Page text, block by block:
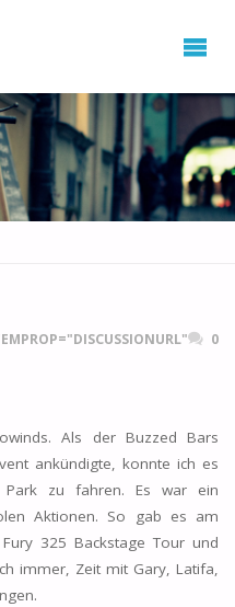
0
Als der Buzzed Bars
ankündigte, konnte ich es
zu fahren. Es war ein
Aktionen. So gab es am
325 Backstage Tour und
immer, Zeit mit Gary, Latifa,